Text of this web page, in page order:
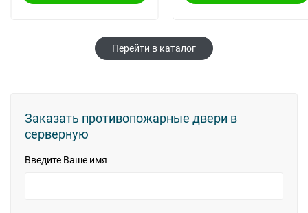
Перейти в каталог
Заказать противопожарные двери в
серверную
Введите Ваше имя